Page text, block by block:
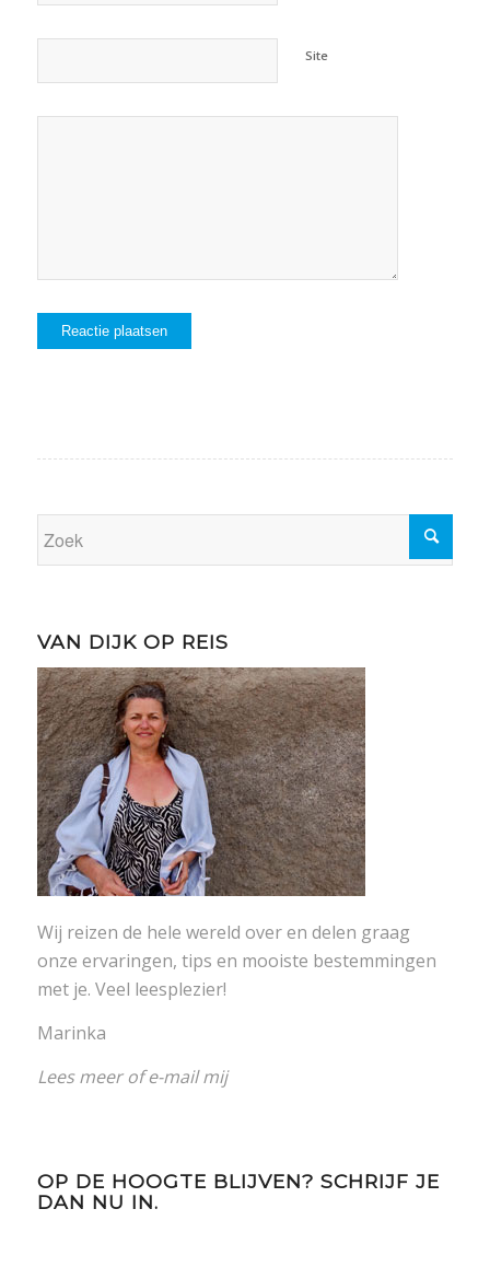
Site
VAN DIJK OP REIS
Wij reizen de hele wereld over en delen graag
onze ervaringen, tips en mooiste bestemmingen
met je. Veel leesplezier!
Marinka
Lees meerofe-mail mij
OP DE HOOGTE BLIJVEN? SCHRIJF JE
DAN NU IN.